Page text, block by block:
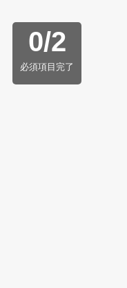
0/2
必須項目完了